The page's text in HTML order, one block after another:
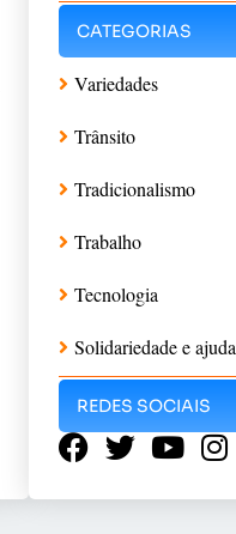
CATEGORIAS
Variedades
Trânsito
Tradicionalismo
Trabalho
Tecnologia
Solidariedade e ajuda
REDES SOCIAIS